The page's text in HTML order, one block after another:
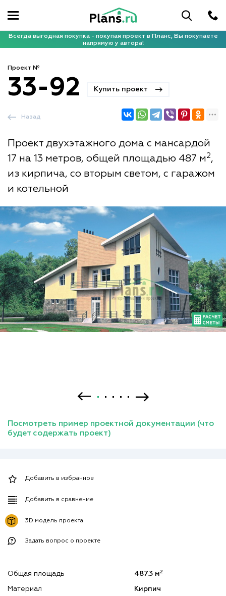
Всегда выгодная покупка - покупая проект в Планс, Вы покупаете
напрямую у автора!
Проект №
33-92 Купить проект
Проект двухэтажного дома с мансардой
17 на 13 метров, общей площадью 487 м2,
из кирпича, со вторым светом, с гаражом
и котельной
Назад
Посмотреть пример проектной документации (что
будет содержать проект)
Добавить в избранное
Добавить в сравнение
3D модель проекта
Задать вопрос о проекте
Общая площадь 487.3 м2
Материал Кирпич